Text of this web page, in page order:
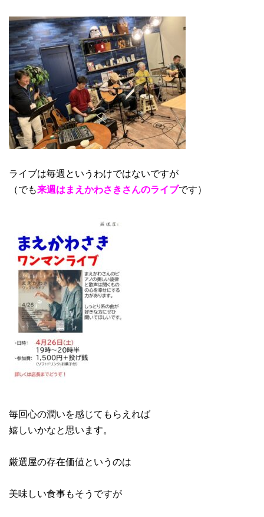
ライブは毎週というわけではないですが
（でも来週はまえかわさきさんのライブです）
毎回心の潤いを感じてもらえれば
嬉しいかなと思います。
厳選屋の存在価値というのは
美味しい食事もそうですが